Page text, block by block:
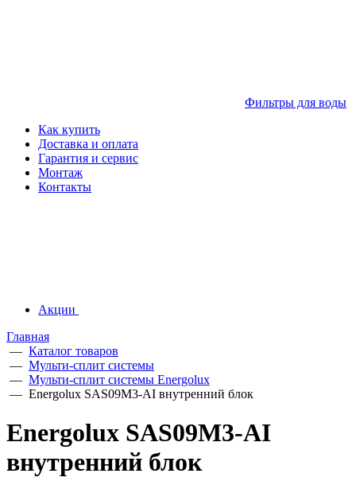
Фильтры для воды
Как купить
Доставка и оплата
Гарантия и сервис
Монтаж
Контакты
Акции
Главная
— Каталог товаров
— Мульти-сплит системы
— Мульти-сплит системы Energolux
— Energolux SAS09M3-AI внутренний блок
Energolux SAS09M3-AI
внутренний блок